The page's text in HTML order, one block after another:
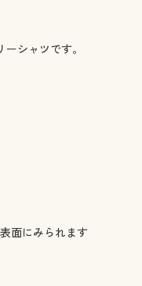
シャツです。
面にみられます